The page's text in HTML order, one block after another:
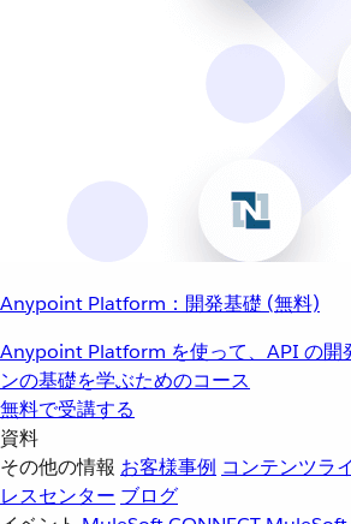
Anypoint Platform：開発基礎 (無料)
Anypoint Platform を使って、API の開
ンの基礎を学ぶためのコース
無料で受講する
資料
その他の情報 お客様事例 コンテンツラ
レスセンター ブログ